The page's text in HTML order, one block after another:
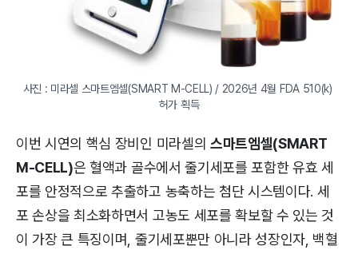
사진 : 미라셀 스마트엠셀(SMART M-CELL) / 2026년 4월 FDA 510(k)
허가 획득
이번 시연의 핵심 장비인 미라셀의 스마트엠셀(SMART
M-CELL)은 혈액과 골수에서 줄기세포를 포함한 유효 세
포를 안정적으로 추출하고 농축하는 첨단 시스템이다. 세
포 손상을 최소화하면서 고농도 세포를 확보할 수 있는 것
이 가장 큰 특징이며, 줄기세포뿐만 아니라 성장인자, 백혈